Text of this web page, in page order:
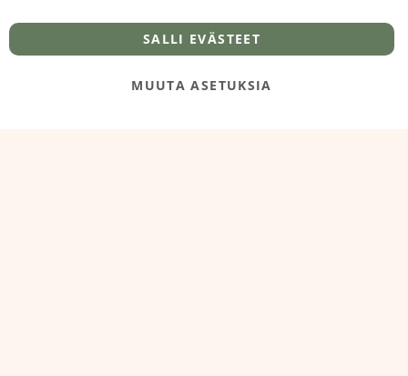
@‌2025 FooDeliDoo
SALLI EVÄSTEET
MUUTA ASETUKSIA